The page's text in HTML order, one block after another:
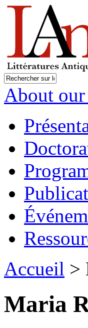
About our
Accueil >
Maria